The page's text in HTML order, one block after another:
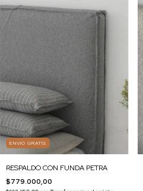
ENVÍO GRATIS
RESPALDO CON FUNDA PETRA
$779.000,00